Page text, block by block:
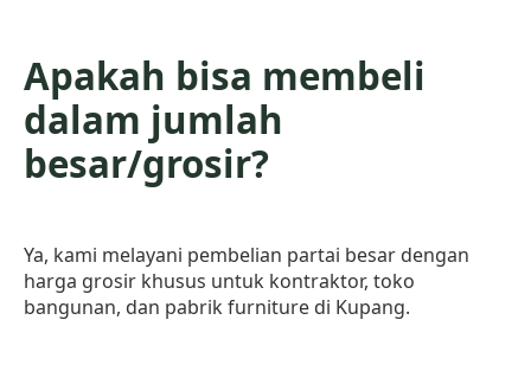
Apakah bisa membeli
dalam jumlah
besar/grosir?
Ya, kami melayani pembelian partai besar dengan
harga grosir khusus untuk kontraktor, toko
bangunan, dan pabrik furniture di Kupang.